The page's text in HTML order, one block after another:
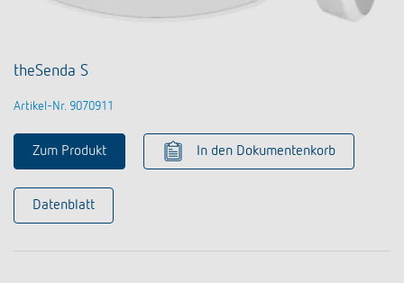
theSenda S
Artikel-Nr. 9070911
Zum Produkt In den Dokumentenkorb
Datenblatt